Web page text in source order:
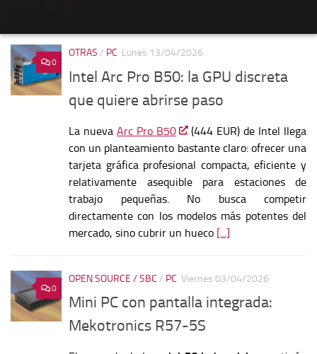
0
OTRAS / PC Lunes 13/04/2026
Intel Arc Pro B50: la GPU discreta
que quiere abrirse paso
La nuevaArc Pro B50
(444 EUR) de Intel llega
con un planteamiento bastante claro: ofrecer una
tarjeta gráfica profesional compacta, eficiente y
relativamente asequible para estaciones de
trabajo pequeñas. No busca competir
directamente con los modelos más potentes del
mercado, sino cubrir un hueco [...]
0
OPEN SOURCE / SBC / PC Viernes 03/04/2026
Mini PC con pantalla integrada:
Mekotronics R57-5S